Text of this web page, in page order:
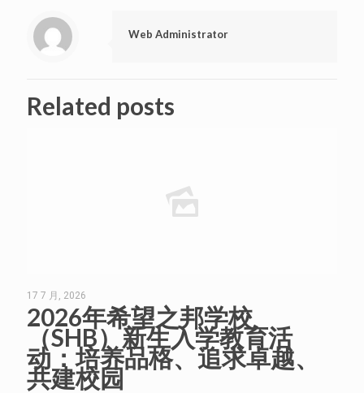
Web Administrator
Related posts
17 7 月, 2026
2026年希望之邦学校
（SHB）新生入学教育活
动：培养品格、追求卓越、
共建校园